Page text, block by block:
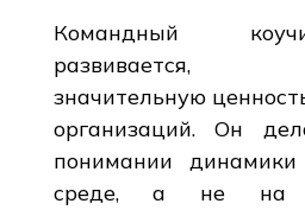
Командный
развивается,
значительную
организаций. Он
понимании
среде, а не на